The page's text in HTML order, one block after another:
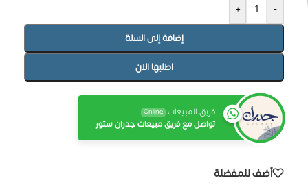
-
+
إضافة إلى السلة
اطلبها الان
فريق المبيعات Online
تواصل مع فريق مبيعات جدران ستور
أضف للمفضلة